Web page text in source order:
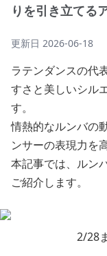
りを引き立てる
更新日 2026-06-18
ラテンダンスの代
すさと美しいシル
す。
情熱的なルンバの
ンサーの表現力を
本記事では、ルン
ご紹介します。
2/28